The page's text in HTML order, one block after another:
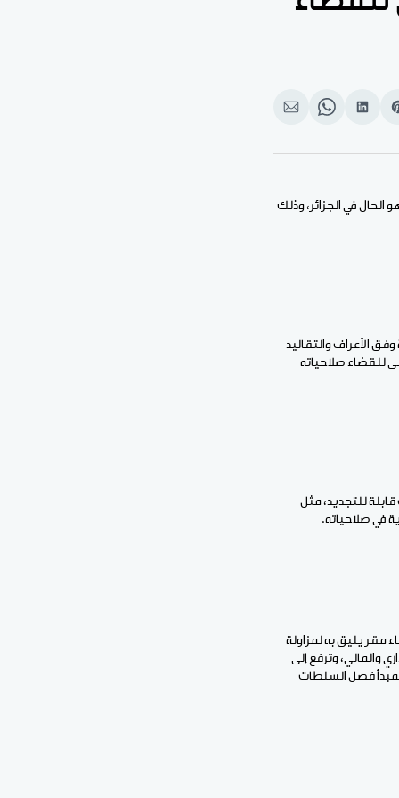
Share
Pinterest
انشر
لينكد
Share
WhatsApp
انشر
الإيميل
في الجزائر، وذلك
الأعراف والتقاليد
للقضاء صلاحياته
للتجديد، مثل
في صلاحياته.
مقر يليق به لمزاولة
والمالي، وترفع إلى
لمبدأ فصل السلطات